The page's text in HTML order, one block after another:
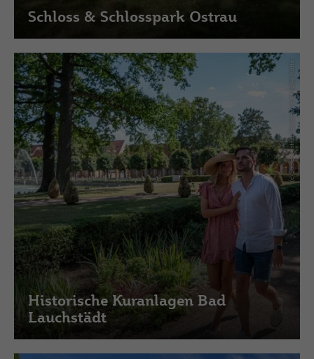
Schloss & Schlosspark Ostrau
(c) Saale-Unstrut-Tourismus e.V., Falko Matte
Historische Kuranlagen Bad
Lauchstädt